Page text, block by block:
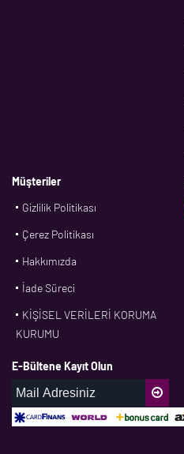
Müşteriler
Gizlilik Politikası
Çerez Politikası
Hakkımızda
İade Süreci
KİŞİSEL VERİLERİ KORUMA
KURUMU
E-Bültene Kayıt Olun